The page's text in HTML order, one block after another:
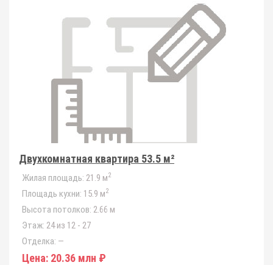
Двухкомнатная квартира 53.5 м²
Жилая площадь: 21.9 м2
Площадь кухни: 15.9 м2
Высота потолков: 2.66 м
Этаж: 24 из 12 - 27
Отделка: —
Цена: 20.36 млн ₽